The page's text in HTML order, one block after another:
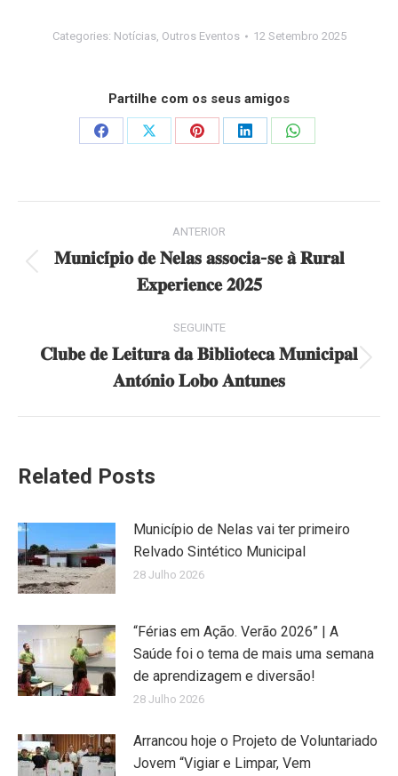
Categories: Notícias, Outros Eventos 12 Setembro 2025
Partilhe com os seus amigos
Share
Share
Share
Share
Share
navigation
ANTERIOR
Previous
post:
𝐌𝐮𝐧𝐢𝐜𝐢́𝐩𝐢𝐨 𝐝𝐞 𝐍𝐞𝐥𝐚𝐬 𝐚𝐬𝐬𝐨𝐜𝐢𝐚-𝐬𝐞 𝐚̀ 𝐑𝐮𝐫𝐚𝐥
𝐄𝐱𝐩𝐞𝐫𝐢𝐞𝐧𝐜𝐞 𝟐𝟎𝟐𝟓
SEGUINTE
Next
post:
𝐂𝐥𝐮𝐛𝐞 𝐝𝐞 𝐋𝐞𝐢𝐭𝐮𝐫𝐚 𝐝𝐚 𝐁𝐢𝐛𝐥𝐢𝐨𝐭𝐞𝐜𝐚 𝐌𝐮𝐧𝐢𝐜𝐢𝐩𝐚𝐥
𝐀𝐧𝐭𝐨́𝐧𝐢𝐨 𝐋𝐨𝐛𝐨 𝐀𝐧𝐭𝐮𝐧𝐞𝐬
Related Posts
Município de Nelas vai ter primeiro
Relvado Sintético Municipal
28 Julho 2026
“Férias em Ação. Verão 2026” | A
Saúde foi o tema de mais uma semana
de aprendizagem e diversão!
28 Julho 2026
Arrancou hoje o Projeto de Voluntariado
Jovem “Vigiar e Limpar, Vem